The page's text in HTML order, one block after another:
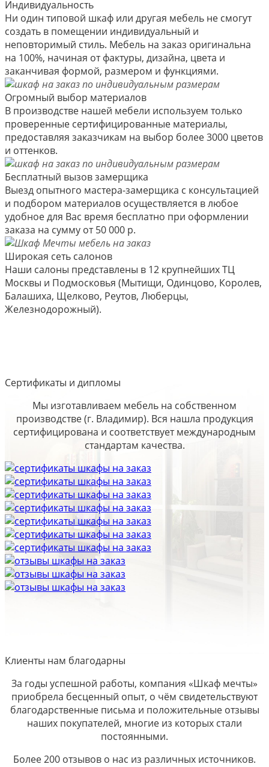
Индивидуальность
Ни один типовой шкаф или другая мебель не смогут
создать в помещении индивидуальный и
неповторимый стиль. Мебель на заказ оригинальна
на 100%, начиная от фактуры, дизайна, цвета и
заканчивая формой, размером и функциями.
Огромный выбор материалов
В производстве нашей мебели используем только
проверенные сертифицированные материалы,
предоставляя заказчикам на выбор более 3000 цветов
и оттенков.
Бесплатный вызов замерщика
Выезд опытного мастера-замерщика с консультацией
и подбором материалов осуществляется в любое
удобное для Вас время бесплатно при оформлении
заказа на сумму от 50 000 р.
Широкая сеть салонов
Наши салоны представлены в 12 крупнейших ТЦ
Москвы и Подмосковья (Мытищи, Одинцово, Королев,
Балашиха, Щелково, Реутов, Люберцы,
Железнодорожный).
Сертификаты и дипломы
Мы изготавливаем мебель на собственном
производстве (г. Владимир). Вся нашла продукция
сертифицирована и соответствует международным
стандартам качества.
Клиенты нам благодарны
За годы успешной работы, компания «Шкаф мечты»
приобрела бесценный опыт, о чём свидетельствуют
благодарственные письма и положительные отзывы
наших покупателей, многие из которых стали
постоянными.
Более 200 отзывов о нас из различных источников.